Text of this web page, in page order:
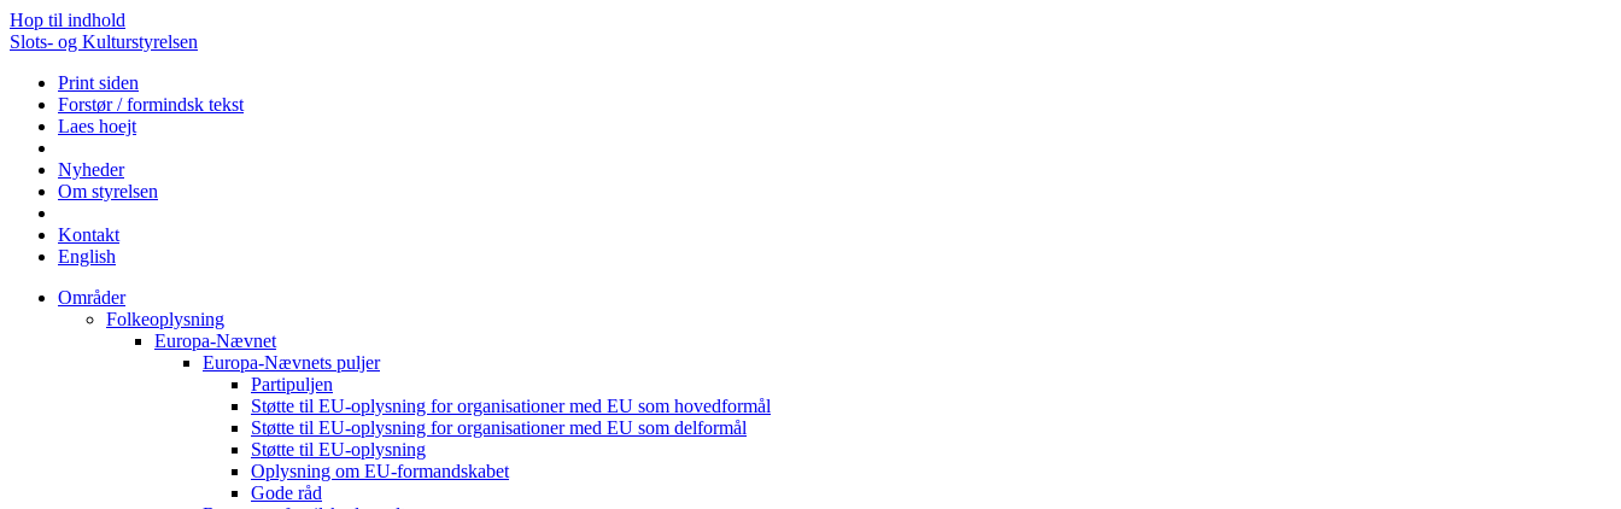
Hop til indhold
Slots- og Kulturstyrelsen
Print siden
Forstør / formindsk tekst
Laes hoejt
Nyheder
Om styrelsen
Kontakt
English
Områder
Folkeoplysning
Europa-Nævnet
Europa-Nævnets puljer
Partipuljen
Støtte til EU-oplysning for organisationer med EU som hovedformål
Støtte til EU-oplysning for organisationer med EU som delformål
Støtte til EU-oplysning
Oplysning om EU-formandskabet
Gode råd